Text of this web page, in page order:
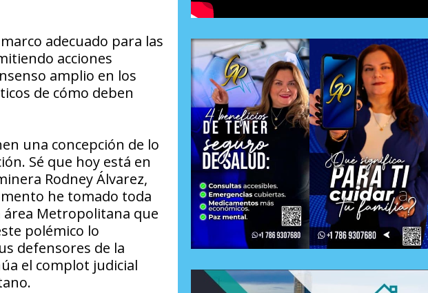
adecuado para las
acciones
amplio en los
de cómo deben
una concepción de lo
Sé que hoy está en
Rodney Álvarez,
he tomado toda
área Metropolitana que
polémico lo
defensores de la
el complot judicial